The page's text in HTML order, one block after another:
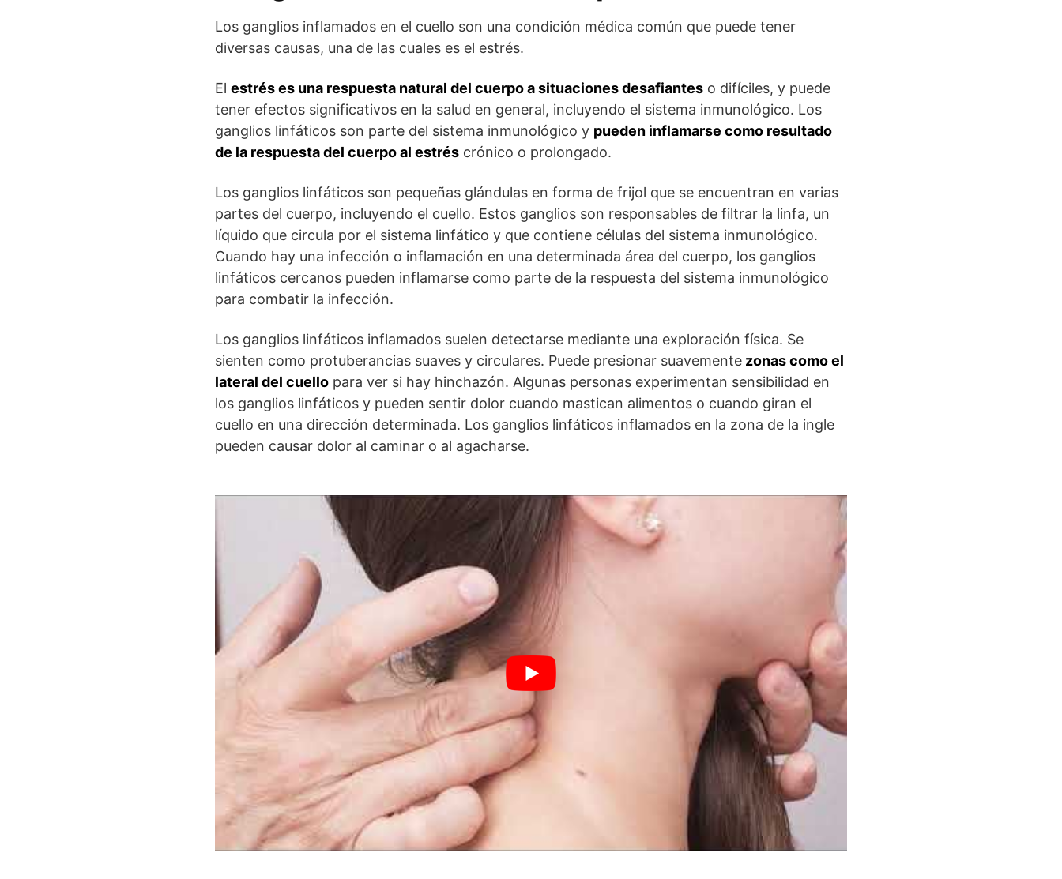
Los ganglios inflamados en el cuello son una condición médica común que puede tener
diversas causas, una de las cuales es el estrés.
El estrés es una respuesta natural del cuerpo a situaciones desafiantes o difíciles, y puede
tener efectos significativos en la salud en general, incluyendo el sistema inmunológico. Los
ganglios linfáticos son parte del sistema inmunológico y pueden inflamarse como resultado
de la respuesta del cuerpo al estrés crónico o prolongado.
Los ganglios linfáticos son pequeñas glándulas en forma de frijol que se encuentran en varias
partes del cuerpo, incluyendo el cuello. Estos ganglios son responsables de filtrar la linfa, un
líquido que circula por el sistema linfático y que contiene células del sistema inmunológico.
Cuando hay una infección o inflamación en una determinada área del cuerpo, los ganglios
linfáticos cercanos pueden inflamarse como parte de la respuesta del sistema inmunológico
para combatir la infección.
Los ganglios linfáticos inflamados suelen detectarse mediante una exploración física. Se
sienten como protuberancias suaves y circulares. Puede presionar suavemente zonas como el
lateral del cuello para ver si hay hinchazón. Algunas personas experimentan sensibilidad en
los ganglios linfáticos y pueden sentir dolor cuando mastican alimentos o cuando giran el
cuello en una dirección determinada. Los ganglios linfáticos inflamados en la zona de la ingle
pueden causar dolor al caminar o al agacharse.